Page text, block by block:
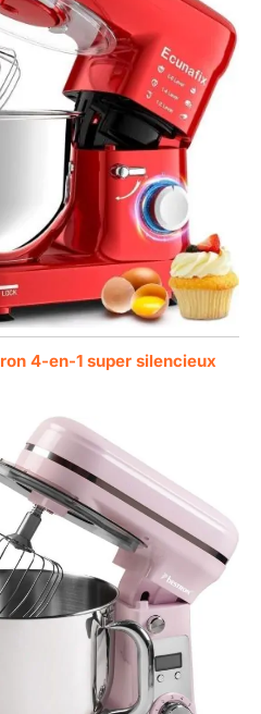
4-en-1 super silencieux